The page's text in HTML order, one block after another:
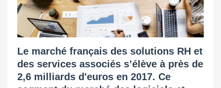
Le marché français des solutions RH et
des services associés s’élève à près de
2,6 milliards d'euros en 2017. Ce